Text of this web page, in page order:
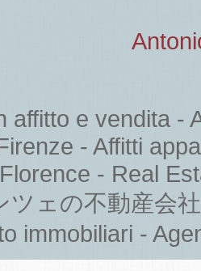
affitto e vendita -
- Affitti
- Real
ツェの不動産会
immobiliari -